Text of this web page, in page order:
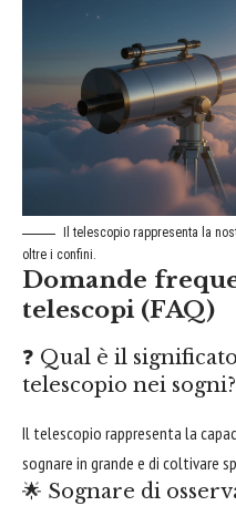
Il telescopio rappresenta la
oltre i confini.
Domande
telescopi (FAQ)
❓ Qual è il
telescopio nei sogni?
Il telescopio rappresenta la
sognare in grande e di coltivare
🌟 Sognare di